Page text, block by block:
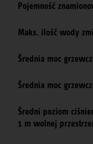
Pojemność
Maks. ilość wody
Średnia moc
Średnia moc
Średni poziom
1 m wolnej